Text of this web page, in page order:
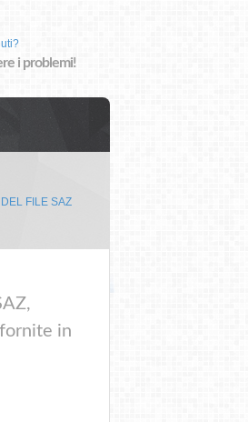
i problemi!
DEL FILE SAZ
in